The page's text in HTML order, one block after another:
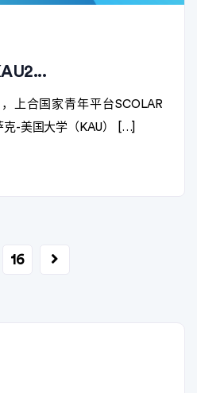
上合国家青年平台SCOLAR
-美国大学（KAU） […]
16